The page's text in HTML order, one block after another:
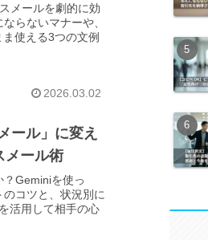
メールを劇的に効
らないマナーや、
使える3つの文例
2026.03.02
ール」に変え
メール術
Geminiを使っ
コツと、状況別に
活用して相手の心